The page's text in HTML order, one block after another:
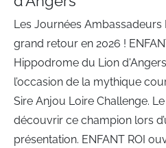
Les Journées
grand retour en 2026 !
Hippodrome du Lion
l’occasion de la mythique
Sire Anjou Loire Challenge.
découvrir ce champion lors
présentation. ENFANT ROI